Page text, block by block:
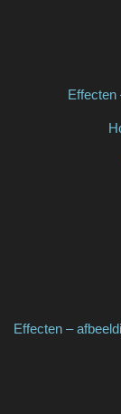
Effecten
Effecten –